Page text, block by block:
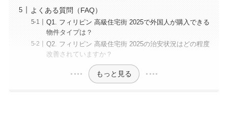
よくある質問（FAQ）
Q1. フィリピン 高級住宅街 2025で外国人が購入できる
物件タイプは？
Q2. フィリピン 高級住宅街 2025の治安状況はどの程度
改善されていますか？
もっと見る